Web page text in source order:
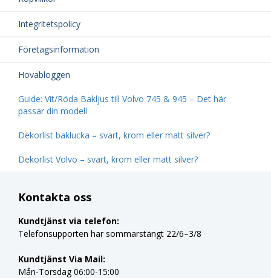
Integritetspolicy
Företagsinformation
Hovabloggen
Guide: Vit/Röda Bakljus till Volvo 745 & 945 – Det här
passar din modell
Dekorlist baklucka – svart, krom eller matt silver?
Dekorlist Volvo – svart, krom eller matt silver?
Kontakta oss
Kundtjänst via telefon:
Telefonsupporten har sommarstängt 22/6–3/8
Kundtjänst Via Mail:
Mån-Torsdag 06:00-15:00